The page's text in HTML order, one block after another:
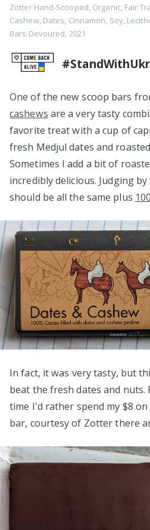
Zotter Hand-Scooped, Organic, Fair
Cashew, Dates, Cinnamon, Soy,
Bars Devoured, 2021
One of the new scoop bars
cashews are a very tasty
favorite treat with a cup of
fresh Medjul dates and
Sometimes I add a bit of
incredibly delicious. Judging
should be all the same plus
In fact, it was very tasty, but
beat the fresh dates and nuts.
time I'd rather spend my $8 on
bar, courtesy of Zotter there